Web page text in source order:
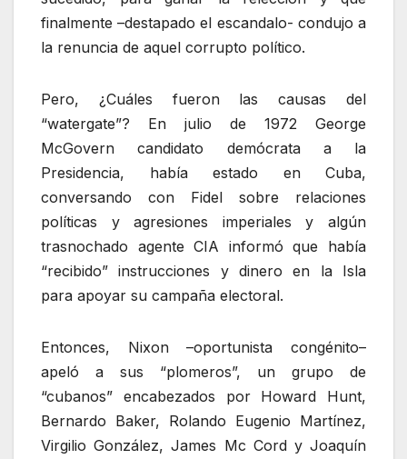
finalmente –destapado el escandalo- condujo a
la renuncia de aquel corrupto político.
Pero, ¿Cuáles fueron las causas del
“watergate”? En julio de 1972 George
McGovern candidato demócrata a la
Presidencia, había estado en Cuba,
conversando con Fidel sobre relaciones
políticas y agresiones imperiales y algún
trasnochado agente CIA informó que había
“recibido” instrucciones y dinero en la Isla
para apoyar su campaña electoral.
Entonces, Nixon –oportunista congénito–
apeló a sus “plomeros”, un grupo de
“cubanos” encabezados por Howard Hunt,
Bernardo Baker, Rolando Eugenio Martínez,
Virgilio González, James Mc Cord y Joaquín